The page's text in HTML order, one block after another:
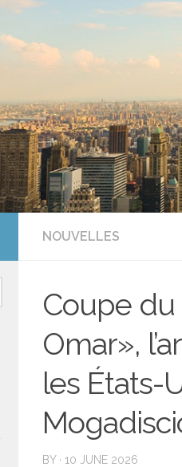
NOUVELLES
Coupe du
Omar»,
les États-
BY · 10 JUNE 2026